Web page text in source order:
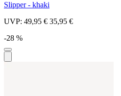
Slipper - khaki
UVP: 49,95 € 35,95 €
-28 %